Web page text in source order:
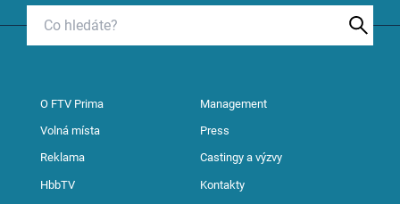
O FTV Prima Management
Volná místa Press
Reklama Castingy a výzvy
HbbTV Kontakty